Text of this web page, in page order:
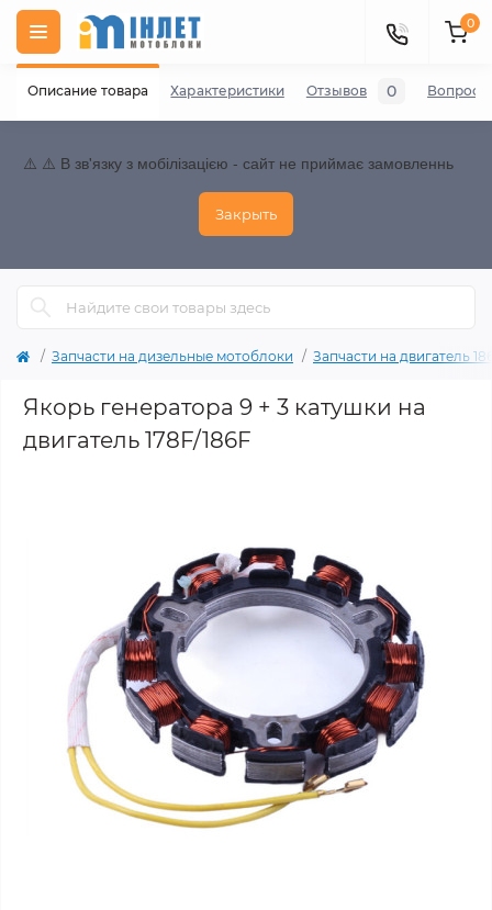
⚠️ ⚠️ В зв'язку з мобілізацією - сайт не приймає замовленнь
Закрыть
0
Запчасти на дизельные мотоблоки Запчасти на двигатель
Якорь генератора 9 + 3 катушки на
двигатель 178F/186F
Описание товара Характеристики Отзывов 0 Вопросы